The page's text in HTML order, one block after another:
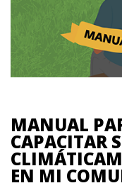
MANUAL
CAPACITAR
EN MI